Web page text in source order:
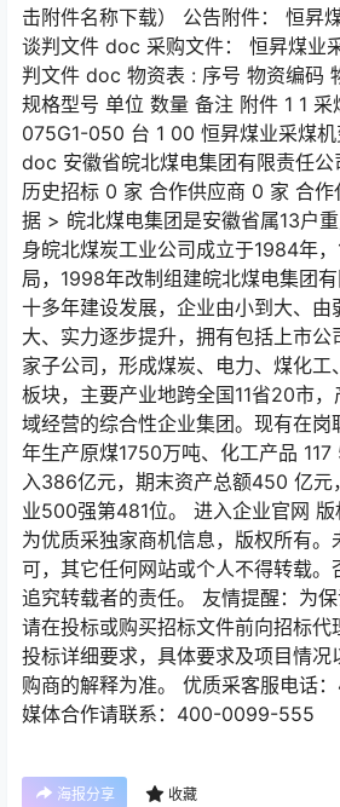
击附件名称下载） 公告附件： 恒昇
谈判文件 doc 采购文件： 恒昇煤业
判文件 doc 物资表 : 序号 物资编码
规格型号 单位 数量 备注 附件 1 1
075G1-050 台 1 00 恒昇煤业采煤
doc 安徽省皖北煤电集团有限责任
历史招标 0 家 合作供应商 0 家 合
据 > 皖北煤电集团是安徽省属13户
身皖北煤炭工业公司成立于1984年
局，1998年改制组建皖北煤电集团
十多年建设发展，企业由小到大、由
大、实力逐步提升，拥有包括上市
家子公司，形成煤炭、电力、煤化工
板块，主要产业地跨全国11省20市
域经营的综合性企业集团。现有在
年生产原煤1750万吨、化工产品
入386亿元，期末资产总额450 亿
业500强第481位。 进入企业官网
为优质采独家商机信息，版权所有。
可，其它任何网站或个人不得转载。
追究转载者的责任。 友情提醒：为保
请在投标或购买招标文件前向招标代
投标详细要求，具体要求及项目情况
购商的解释为准。 优质采客服电话
媒体合作请联系：400-0099-555
海报分享 收藏